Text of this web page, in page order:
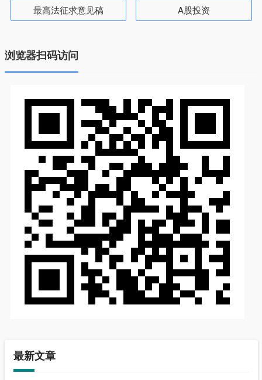
最高法征求意见稿 A股投资
浏览器扫码访问
最新文章